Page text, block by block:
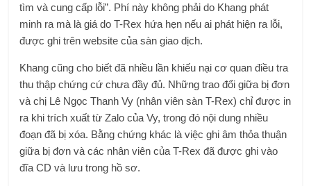
tìm và cung cấp lỗi”. Phí này không phải do Khang phát
minh ra mà là giá do T-Rex hứa hẹn nếu ai phát hiện ra lỗi,
được ghi trên website của sàn giao dịch.
Khang cũng cho biết đã nhiều lần khiếu nại cơ quan điều tra
thu thập chứng cứ chưa đầy đủ. Những trao đổi giữa bị đơn
và chị Lê Ngọc Thanh Vy (nhân viên sàn T-Rex) chỉ được in
ra khi trích xuất từ ​​Zalo của Vy, trong đó nội dung nhiều
đoạn đã bị xóa. Bằng chứng khác là việc ghi âm thỏa thuận
giữa bị đơn và các nhân viên của T-Rex đã được ghi vào
đĩa CD và lưu trong hồ sơ.